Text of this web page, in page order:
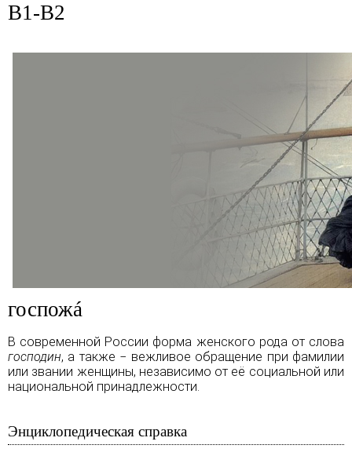
B1-B2
госпожá
В современной России форма женского рода от слова
господин, а также − вежливое обращение при фамилии
или звании женщины, независимо от её социальной или
национальной принадлежности.
Энциклопедическая справка